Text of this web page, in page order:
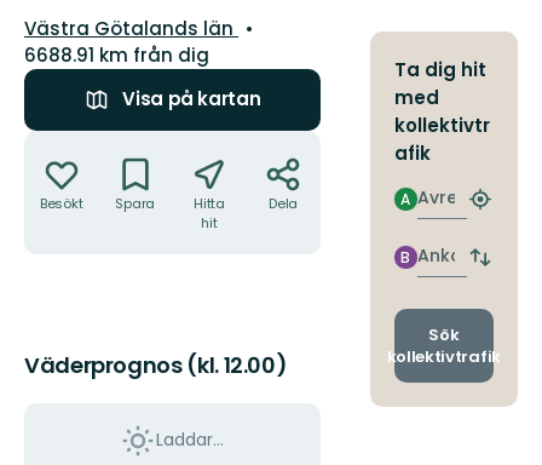
Län:
Västra Götalands län
6688.91 km från dig
Visa på kartan
Besökt Spara
Hitta
hit
Dela
Väderprognos (kl. 12.00)
Laddar...
Ta dig hit
med
kollektivtr
afik
Avresa
A
Hitta
Ankomst
B
Byt
och
Sök
kollektivtrafik